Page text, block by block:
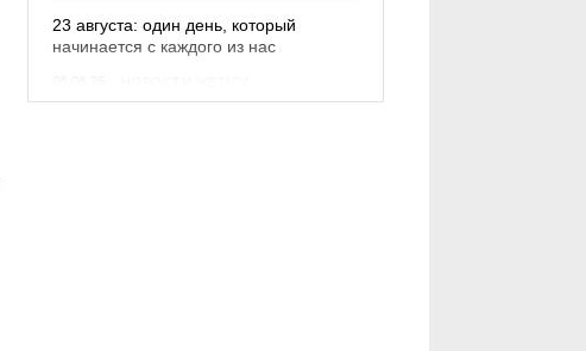
23 августа: один день, который
начинается с каждого из нас